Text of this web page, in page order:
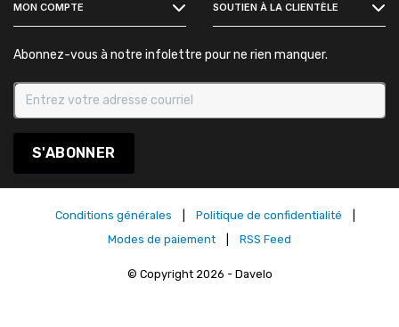
MON COMPTE SOUTIEN À LA CLIENTÈLE
Abonnez-vous à notre infolettre pour ne rien manquer.
S'ABONNER
Conditions générales Politique de confidentialité
Modes de paiement
RSS Feed
© Copyright 2026 - Davelo